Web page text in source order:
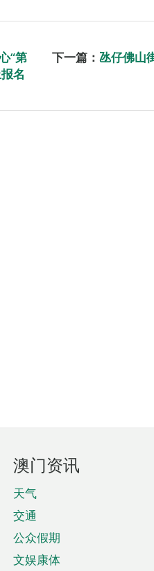
“第
名
下一篇： 氹仔佛山
澳门资讯
天气
交通
公众假期
文娱康体